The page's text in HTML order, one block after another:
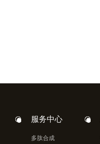
服务中心
多肽合成